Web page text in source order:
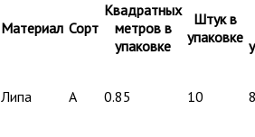
Материал Сорт
Квадратных
метров в
упаковке
Штук в
упаковке
Липа A 0.85 10